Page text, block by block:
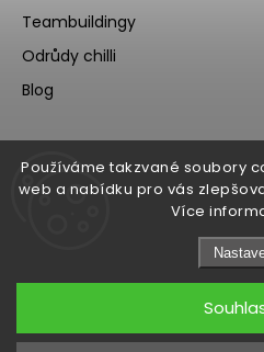
Používáme takzvané soubory
web a nabídku pro vás
Více
Teambuildingy
Odrůdy chilli
Blog
Upravit